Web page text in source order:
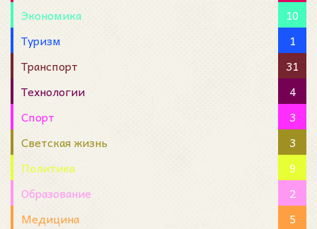
Экономика
10
Туризм
1
Транспорт
31
Технологии
4
Спорт
3
Светская жизнь
3
Политика
9
Образование
2
Медицина
5